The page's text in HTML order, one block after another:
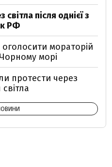
після однієї з
РФ
мораторій
морі
протести через